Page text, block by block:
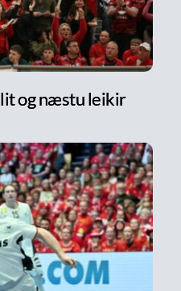
og næstu leikir